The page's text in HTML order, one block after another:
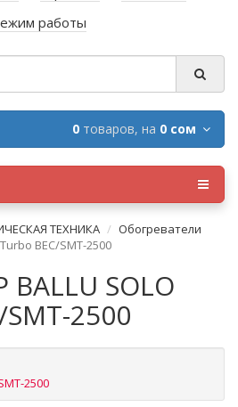
работы
0 товаров, на 0 сом
ТЕХНИКА
Обогреватели
BEC/SMT-2500
SOLO
SMT-2500
2500